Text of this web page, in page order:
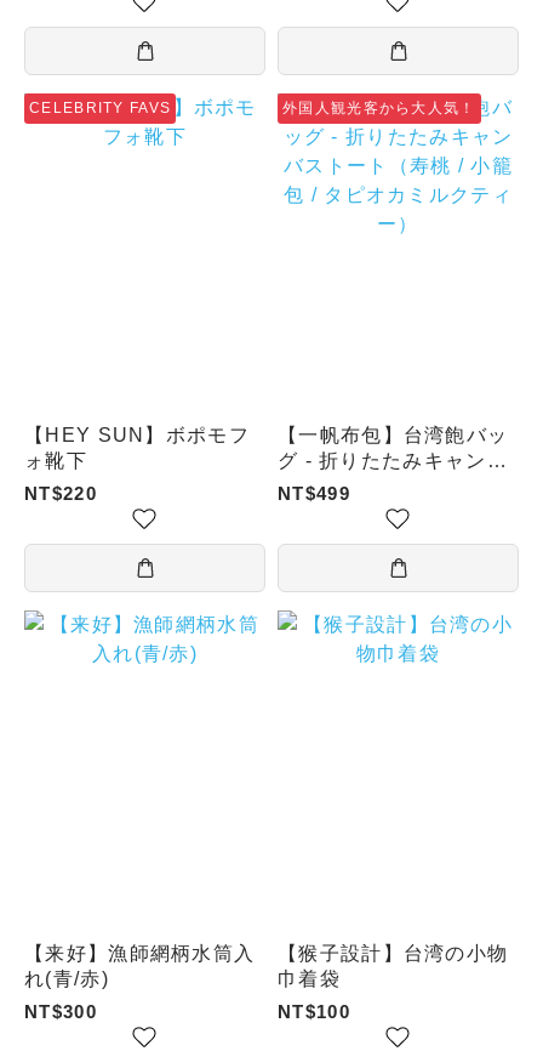
CELEBRITY FAVS
【HEY SUN】ボポモフ
ォ靴下
NT$220
外国人観光客から大人気！
【一帆布包】台湾飽バッ
グ - 折りたたみキャンバ
ストート（寿桃 / 小籠包
/ タピオカミルクティ
NT$499
【来好】漁師網柄水筒入
れ(青/赤)
NT$300
【猴子設計】台湾の小物
巾着袋
NT$100